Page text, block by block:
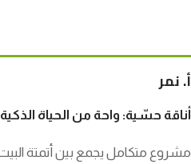
أ. نمر
أناقة حسّية: واحة من الحياة الذكية